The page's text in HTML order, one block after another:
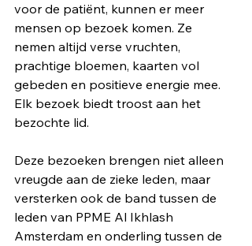
voor de patiënt, kunnen er meer
mensen op bezoek komen. Ze
nemen altijd verse vruchten,
prachtige bloemen, kaarten vol
gebeden en positieve energie mee.
Elk bezoek biedt troost aan het
bezochte lid.
Deze bezoeken brengen niet alleen
vreugde aan de zieke leden, maar
versterken ook de band tussen de
leden van PPME Al Ikhlash
Amsterdam en onderling tussen de